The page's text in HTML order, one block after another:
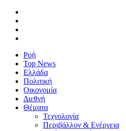
Ροή
Top News
Ελλάδα
Πολιτική
Οικονομία
Διεθνή
Θέματα
Τεχνολογία
Περιβάλλον & Ενέργεια